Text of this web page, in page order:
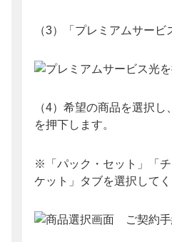
（3）「プレミアムサービ
（4）希望の商品を選択し
を押下します。
※「パック・セット」「
ケット」タブを選択してく